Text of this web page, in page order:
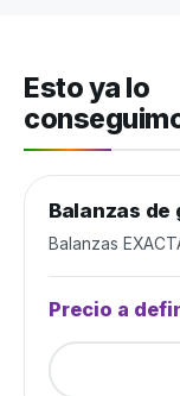
Esto ya lo
Manejo de
Balanzas de
Balanzas
Precio a